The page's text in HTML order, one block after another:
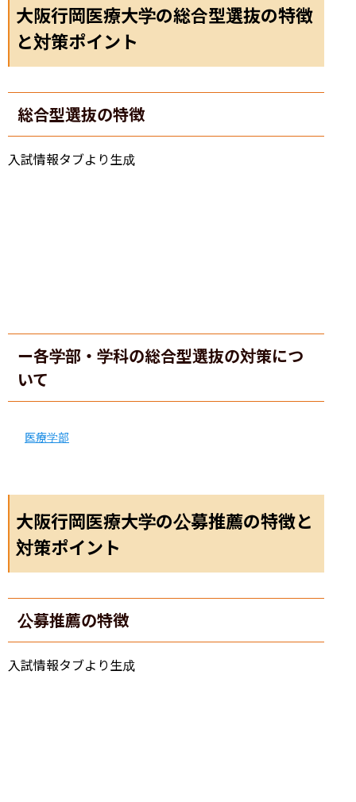
大阪行岡医療大学の総合型選抜の特徴
と対策ポイント
総合型選抜の特徴
入試情報タブより生成
ー各学部・学科の総合型選抜の対策につ
いて
医療学部
大阪行岡医療大学の公募推薦の特徴と
対策ポイント
公募推薦の特徴
入試情報タブより生成